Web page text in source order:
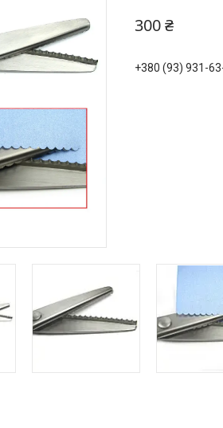
300 ₴
+380 (93) 931-